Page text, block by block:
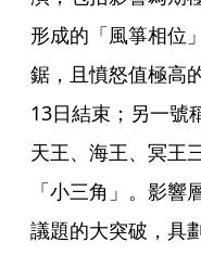
形成的「風箏相位
鋸，且憤怒值極高
13日結束；另一號
天王、海王、冥王
「小三角」。影
議題的大突破，具